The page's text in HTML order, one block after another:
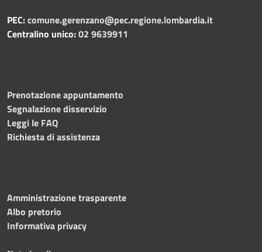
PEC:comune.gerenzano@pec.regione.lombardia.it
Centralino unico:02 9639911
Prenotazione appuntamento
Segnalazione disservizio
Leggi le FAQ
Richiesta di assistenza
Amministrazione trasparente
Albo pretorio
Informativa privacy